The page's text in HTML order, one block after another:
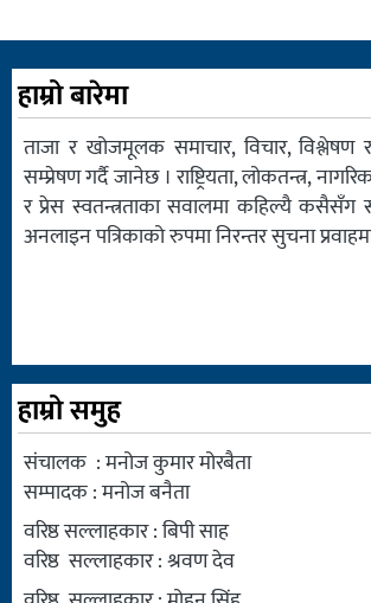
हाम्रो बारेमा
ताजा र खोजमूलक समाचार, विचार, विश्लेषण र
सम्प्रेषण गर्दै जानेछ । राष्ट्रियता, लोकतन्त्र,
र प्रेस स्वतन्त्रताका सवालमा कहिल्यै कसैसँग
अनलाइन पत्रिकाको रुपमा निरन्तर सुचना
हाम्रो समुह
संचालक : मनोज कुमार मोरबैता
सम्पादक : मनोज बनैता
वरिष्ठ सल्लाहकार : बिपी साह
वरिष्ठ सल्लाहकार : श्रवण देव